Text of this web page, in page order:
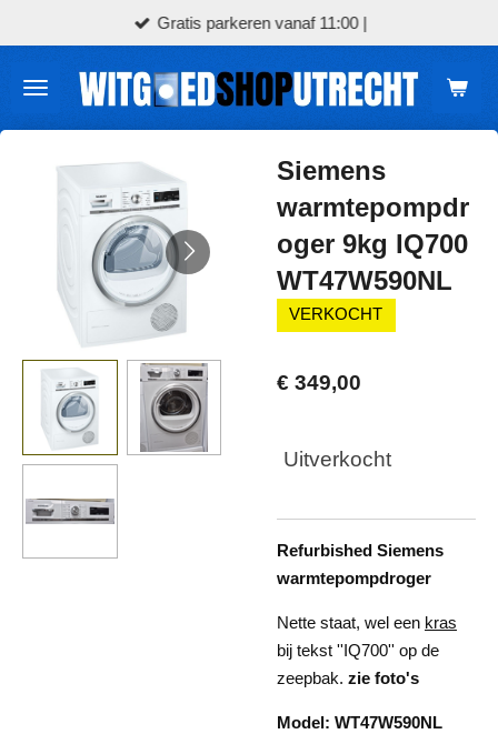
direct
naar
hoofdinhoud
Gratis parkeren vanaf 11:00 |
Siemens
warmtepompdr
oger 9kg IQ700
WT47W590NL
VERKOCHT
€ 349,00
Uitverkocht
Refurbished Siemens
warmtepompdroger
Nette staat, wel een kras
bij tekst ''IQ700'' op de
zeepbak. zie foto's
Model: WT47W590NL